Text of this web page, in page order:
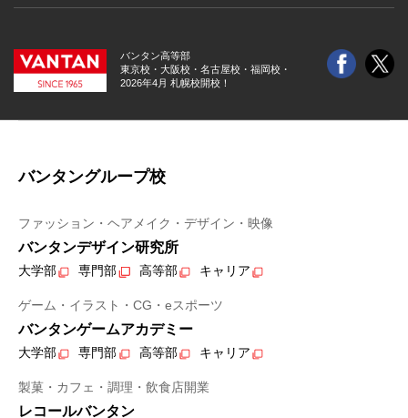
バンタン高等部
東京校・大阪校・ 名古屋校・福岡校・
2026年4月 札幌校開校！
バンタングループ校
ファッション・ヘアメイク・デザイン・映像
バンタンデザイン研究所
大学部 専門部 高等部 キャリア
ゲーム・イラスト・CG・eスポーツ
バンタンゲームアカデミー
大学部 専門部 高等部 キャリア
製菓・カフェ・調理・飲食店開業
レコールバンタン